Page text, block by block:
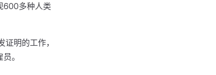
600多种人类
明的工作，
。